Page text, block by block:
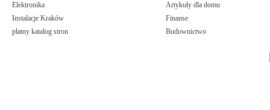
Elektronika
Instalacje Kraków
płatny katalog stron
Artykuły dla domu
Finanse
Budownictwo